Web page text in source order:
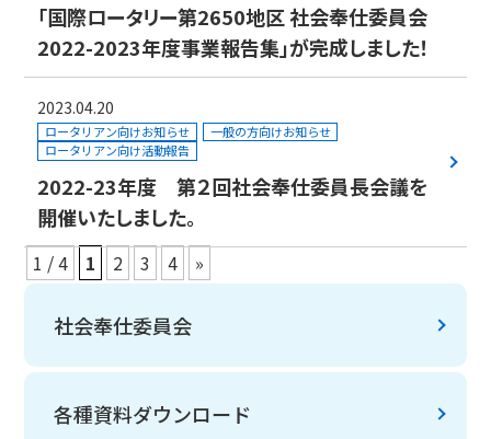
社会奉仕委員会
各種資料ダウンロード
「国際ロータリー第2650地区 社会奉仕委員会
2022-2023年度事業報告集」が完成しました！
2023.04.20
ロータリアン向けお知らせ
一般の方向けお知らせ
ロータリアン向け活動報告
2022-23年度 第２回社会奉仕委員長会議を
開催いたしました。
1 / 4 1 2 3 4 »